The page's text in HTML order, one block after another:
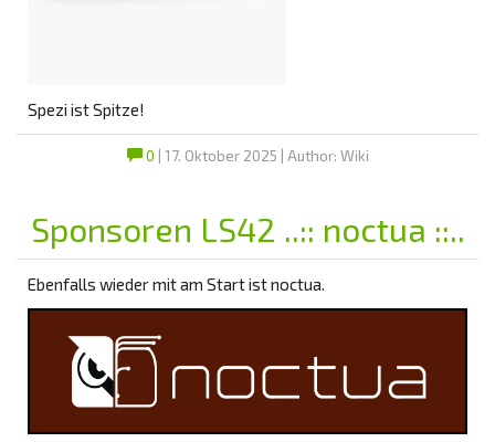
Spezi ist Spitze!
0 | 17. Oktober 2025 | Author: Wiki
Sponsoren LS42 ..:: noctua ::..
Ebenfalls wieder mit am Start ist noctua.